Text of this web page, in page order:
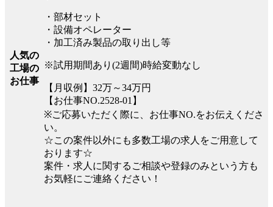
人気の
工場の
お仕事
・部材セット
・設備オペレーター
・加工済み製品の取り出し等
※試用期間あり(2週間)時給変動なし
【月収例】32万～34万円
【お仕事NO.2528-01】
※ご応募いただく際に、お仕事NO.をお伝えくださ
い。
☆この案件以外にも多数工場の求人をご用意して
おります☆
案件・求人に関するご相談や登録のみという方も
お気軽にご連絡ください！